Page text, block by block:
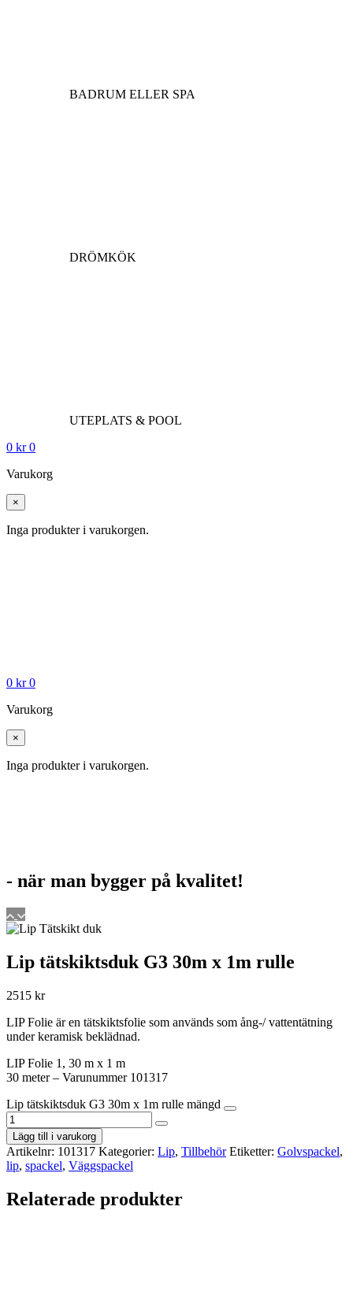
BADRUM ELLER SPA
DRÖMKÖK
UTEPLATS & POOL
0 kr 0
Varukorg
×
Inga produkter i varukorgen.
0 kr 0
Varukorg
×
Inga produkter i varukorgen.
- när man bygger på kvalitet!
Lip tätskiktsduk G3 30m x 1m rulle
2515 kr
LIP Folie är en tätskiktsfolie som används som ång-/ vattentätning
under keramisk beklädnad.
LIP Folie 1, 30 m x 1 m
30 meter – Varunummer 101317
Lip tätskiktsduk G3 30m x 1m rulle mängd
Lägg till i varukorg
Artikelnr: 101317 Kategorier: Lip, Tillbehör Etiketter: Golvspackel,
lip, spackel, Väggspackel
Relaterade produkter